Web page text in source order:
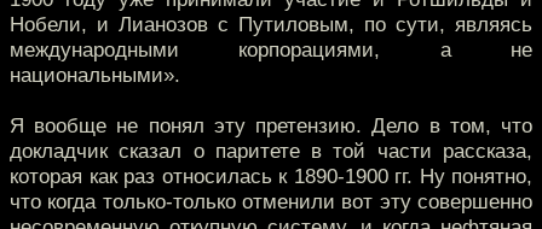
Нобели, и Лианозов с Путиловым, по сути, являясь
международными корпорациями, а не
национальными».
Я вообще не понял эту претензию. Дело в том, что
докладчик сказал о паритете в той части рассказа,
которая как раз относилась к 1890-1900 гг. Ну понятно,
что когда только-только отменили вот эту совершенно